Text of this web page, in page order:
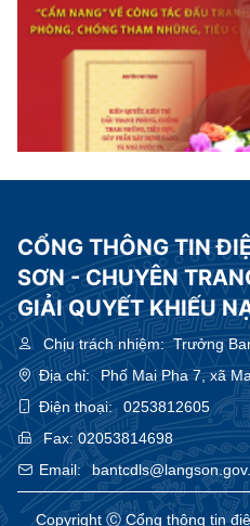
CỔNG THÔNG TIN
SƠN - CHUYÊN
GIẢI QUYẾT KHIẾU
Chịu trách nhiệm:Trưởng
Địa chỉ:
Phố Mai Pha 7, xã
Điện thoại:
0253812605
Fax:02053814698
Email:
Copyright Ⓒ Cổng thông tin